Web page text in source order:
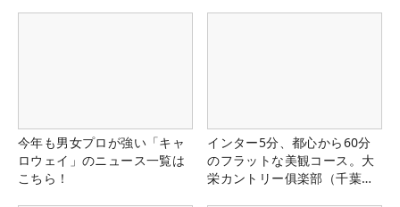
今年も男女プロが強い「キャ
ロウェイ」のニュース一覧は
こちら！
インター5分、都心から60分
のフラットな美観コース。大
栄カントリー俱楽部（千葉